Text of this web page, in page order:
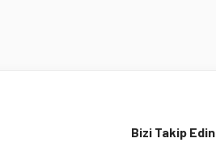
Bizi Takip Edin